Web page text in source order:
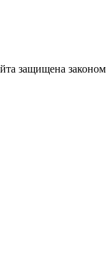
защищена законом